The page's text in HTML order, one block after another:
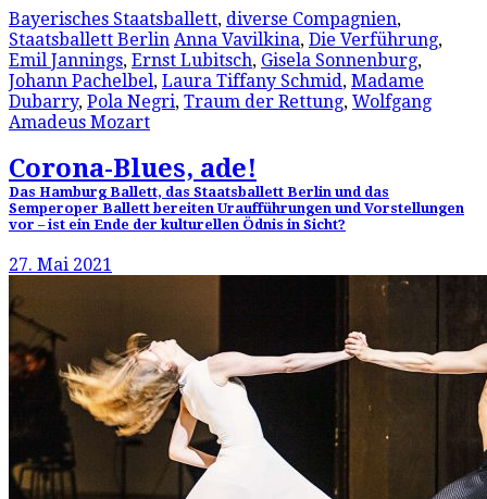
Bayerisches Staatsballett, diverse Compagnien,
Staatsballett Berlin Anna Vavilkina, Die Verführung,
Emil Jannings, Ernst Lubitsch, Gisela Sonnenburg,
Johann Pachelbel, Laura Tiffany Schmid, Madame
Dubarry, Pola Negri, Traum der Rettung, Wolfgang
Amadeus Mozart
Corona-Blues, ade!
Das Hamburg Ballett, das Staatsballett Berlin und das
Semperoper Ballett bereiten Uraufführungen und Vorstellungen
vor – ist ein Ende der kulturellen Ödnis in Sicht?
27. Mai 2021